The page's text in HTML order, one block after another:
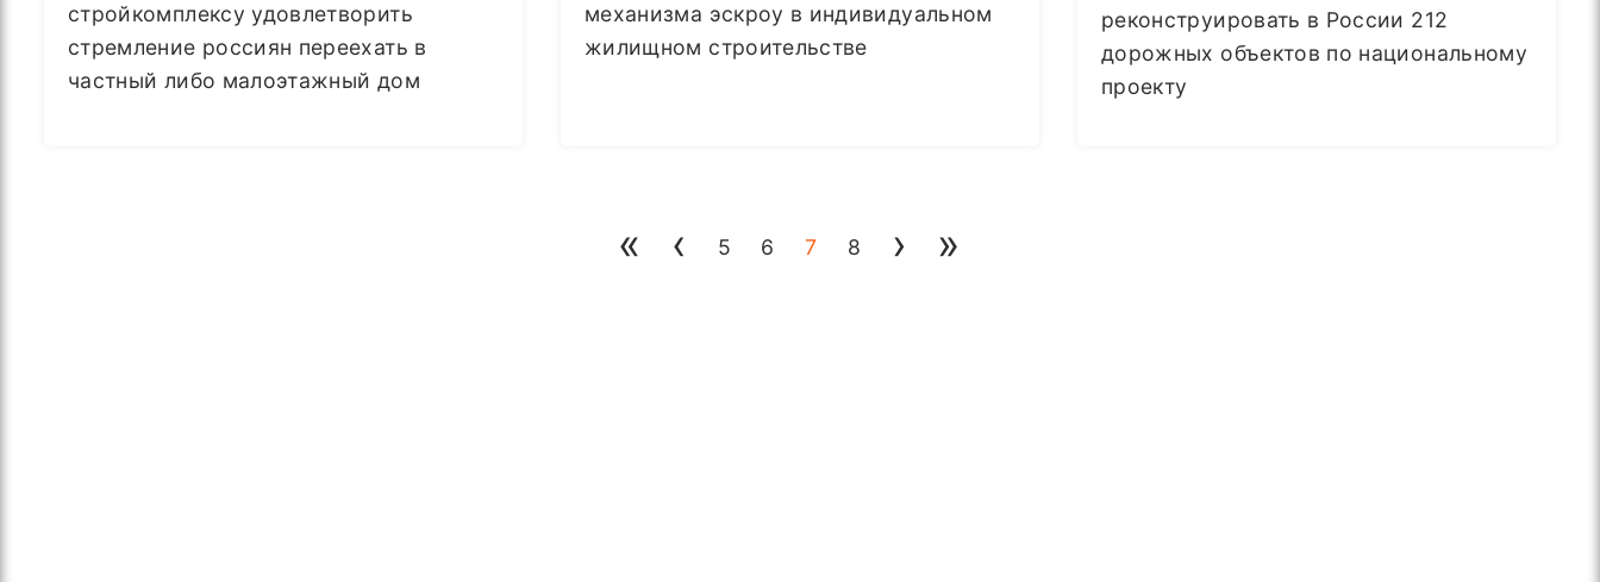
стройкомплексу удовлетворить
стремление россиян переехать в
частный либо малоэтажный дом
механизма эскроу в индивидуальном
жилищном строительстве
реконструировать в России 212
дорожных объектов по национальному
проекту
« ‹ 5 6 7 8 › »